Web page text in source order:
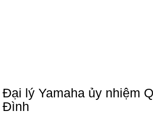
Đại lý Yamaha ủy nhiệm
Đình